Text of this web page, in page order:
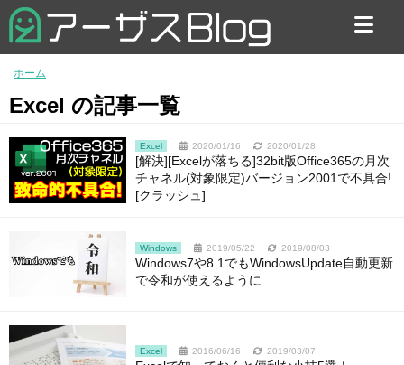
お問い合わせ
ホーム
Excel の記事一覧
Excel 2020/01/16 2020/01/28
[解決][Excelが落ちる]32bit版Office365の月次
チャネル(対象限定)バージョン2001で不具合!
[クラッシュ]
Windows 2019/05/22 2019/08/03
Windows7や8.1でもWindowsUpdate自動更新
で令和が使えるように
Excel 2016/06/16 2019/03/07